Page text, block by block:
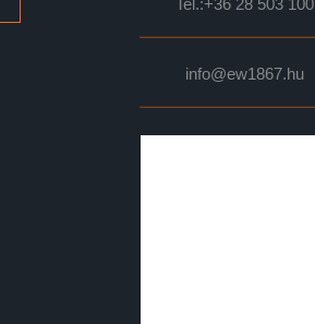
Tel.:+36 28 503 100
info@ew1867.hu